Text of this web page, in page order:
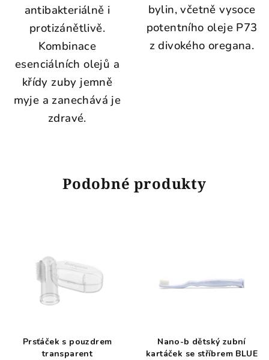
antibakteriálně i
protizánětlivě.
Kombinace
esenciálních olejů a
křídy zuby jemně
myje a zanechává je
zdravé.
bylin, včetně vysoce
potentního oleje P73
z divokého oregana.
Podobné produkty
Prsťáček s pouzdrem
transparent
Nano-b dětský zubní
kartáček se stříbrem BLUE